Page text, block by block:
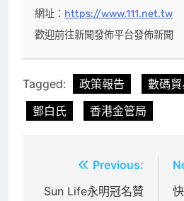
網址： https://www.111.net.tw
歡迎前往新聞發佈平台發佈新聞
Tagged: 政策報告 數碼貿
鄧白氏
香港金管局
章
Previous:
Sun Life永明冠名贊